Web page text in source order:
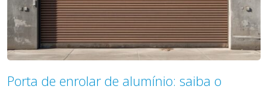
Porta de enrolar de alumínio: saiba o